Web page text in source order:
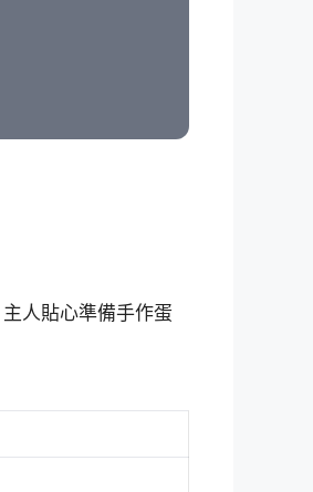
人貼心準備手作蛋